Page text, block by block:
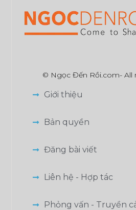
© Ngọc Đến Rồi.com- All
Giới thiệu
Bản quyền
Đăng bài viết
Liên hệ - Hợp tác
Phỏng vấn - Truyền